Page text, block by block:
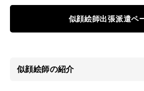
似顔絵師出張派遣ペ
似顔絵師の紹介